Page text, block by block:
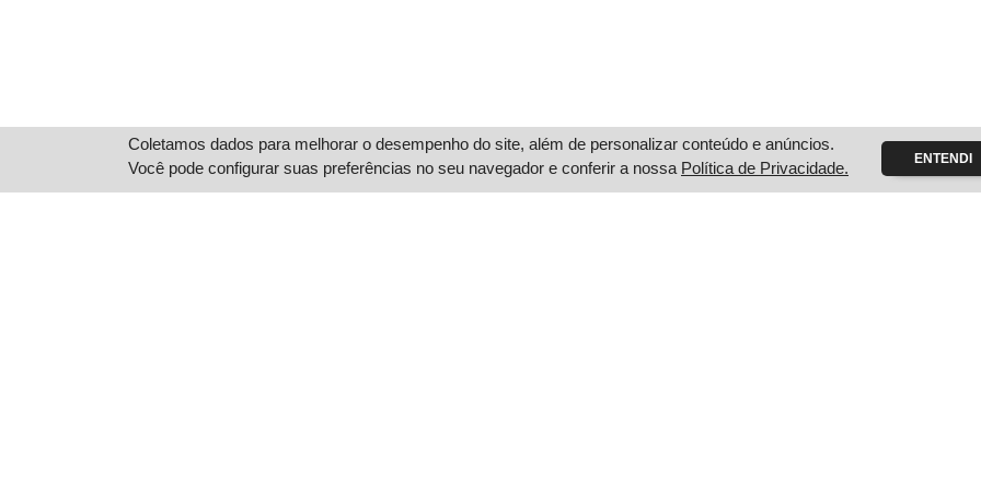
Coletamos dados para melhorar o desempenho do site, além de personalizar conteúdo e anúncios.
Você pode configurar suas preferências no seu navegador e conferir a nossa Política de Privacidade. ENTENDI